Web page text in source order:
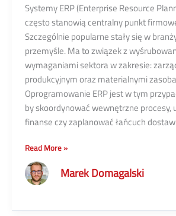
Systemy ERP (Enterprise Resource
często stanowią centralny punkt
Szczególnie popularne stały się w
przemyśle. Ma to związek z
wymaganiami sektora w zakresie:
produkcyjnym oraz materialnymi
Oprogramowanie ERP jest w tym
by skoordynować wewnętrzne procesy,
finanse czy zaplanować łańcuch
Czy
SpiceCRM
można
Read More »
Marek Domagalski